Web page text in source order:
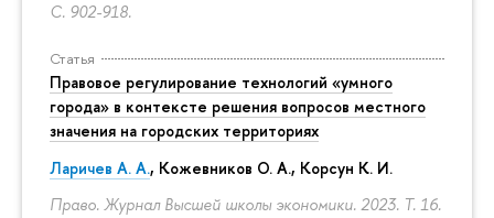
С. 902-918.
Статья
Правовое регулирование технологий «умного
города» в контексте решения вопросов местного
значения на городских территориях
Ларичев А. А., Кожевников О. А., Корсун К. И.
Право. Журнал Высшей школы экономики. 2023. Т. 16.